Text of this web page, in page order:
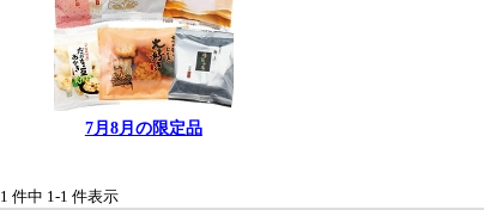
7月8月の限定品
1 件中 1-1 件表示